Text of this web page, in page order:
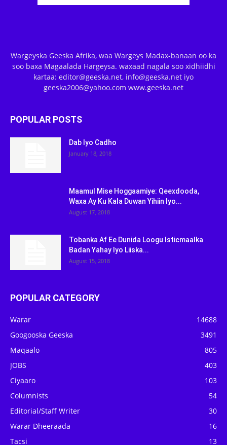
Wargeyska Geeska Afrika, waa Wargeys Madax-banaan oo ka
soo baxa Magaalada Hargeysa. waxaad nagala soo xidhiidhi
kartaa: editor@geeska.net, info@geeska.net iyo
geeska2006@yahoo.com www.geeska.net
POPULAR POSTS
Dab Iyo Cadho
January 18, 2018
Maamul Mise Hoggaamiye: Qeexdooda,
Waxa Ay Ku Kala Duwan Yihiin Iyo...
August 17, 2018
Tobanka Af Ee Dunida Loogu Isticmaalka
Badan Yahay Iyo Liiska...
August 15, 2018
POPULAR CATEGORY
Warar
14688
Googooska Geeska
3491
Maqaalo
805
JOBS
403
Ciyaaro
103
Columnists
54
Editorial/Staff Writer
30
Warar Dheeraada
16
Tacsi
13